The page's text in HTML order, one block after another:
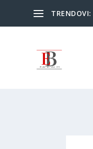
TRENDOVI: